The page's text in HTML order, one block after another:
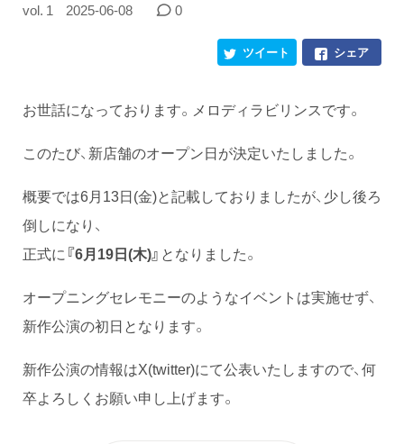
vol. 1 2025-06-08 0
シェア
ツイート
お世話になっております。メロディラビリンスです。
このたび、新店舗のオープン日が決定いたしました。
概要では6月13日(金)と記載しておりましたが、少し後ろ
倒しになり、
正式に『6月19日(木)』 となりました。
オープニングセレモニーのようなイベントは実施せず、
新作公演の初日となります。
新作公演の情報はX(twitter)にて公表いたしますので、何
卒よろしくお願い申し上げます。